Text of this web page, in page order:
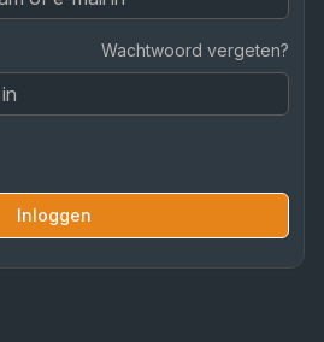
Wachtwoord vergeten?
Inloggen